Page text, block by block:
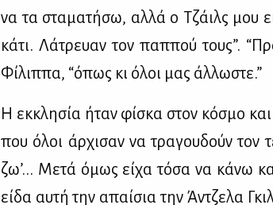
να τα στα­μα­τή­σω, αλ­λά ο Τζάιλς μου
κά­τι. Λά­τρευαν τον παπ­πού τους”.
Φί­λιπ­πα, “όπως κι όλοι μας άλ­λω­στε.”
Η εκ­κλη­σία ήταν φί­σκα στον κό­σμο
που όλοι άρ­χι­σαν να τρα­γου­δούν τον
ζω’... Με­τά όμως εί­χα τό­σα να κά­νω
εί­δα αυ­τή την απαί­σια την Άν­τζε­λα